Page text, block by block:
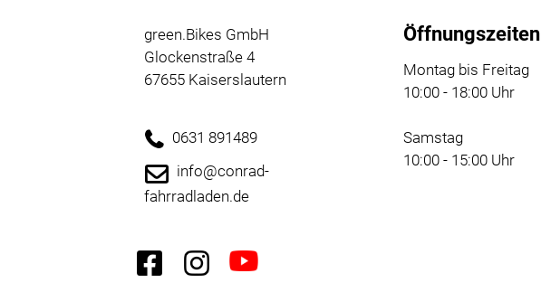
green.Bikes GmbH
Glockenstraße 4
67655 Kaiserslautern
0631 891489
info@conrad-
fahrradladen.de
Öffnungszeiten
Montag bis Freitag
10:00 - 18:00 Uhr
Samstag
10:00 - 15:00 Uhr